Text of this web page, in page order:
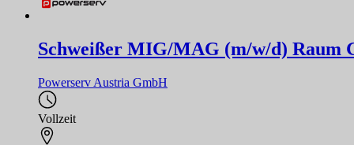
Schweißer MIG/MAG (m/w/d) Raum
Powerserv Austria GmbH
Vollzeit